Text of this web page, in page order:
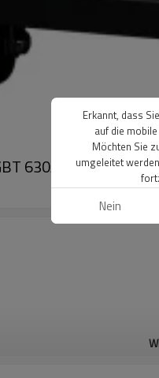
630A
Erkannt, dass
auf die
Möchten Sie
umgeleitet
Nein